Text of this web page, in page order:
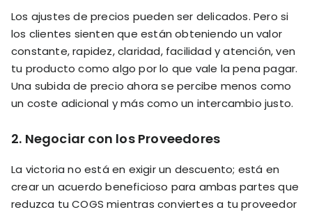
Los ajustes de precios pueden ser delicados. Pero si
los clientes sienten que están obteniendo un valor
constante, rapidez, claridad, facilidad y atención, ven
tu producto como algo por lo que vale la pena pagar.
Una subida de precio ahora se percibe menos como
un coste adicional y más como un intercambio justo.
2. Negociar con los Proveedores
La victoria no está en exigir un descuento; está en
crear un acuerdo beneficioso para ambas partes que
reduzca tu COGS mientras conviertes a tu proveedor